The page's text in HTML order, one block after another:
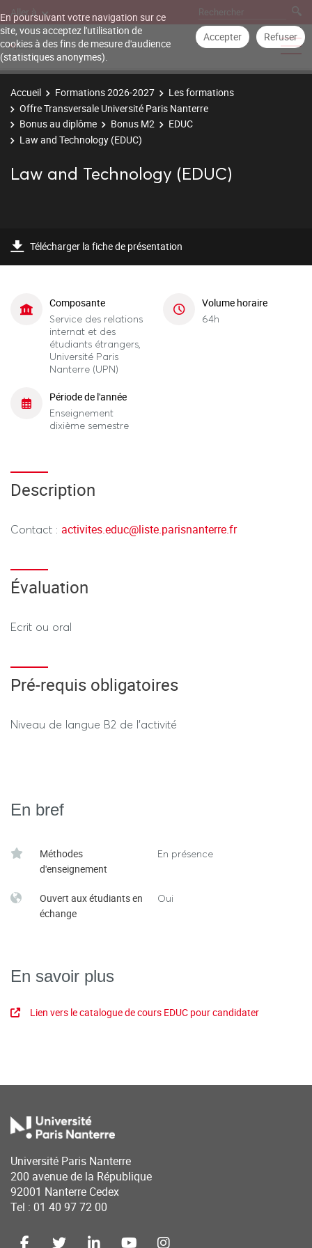
En poursuivant votre navigation sur ce
site, vous acceptez l'utilisation de
cookies à des fins de mesure d'audience
(statistiques anonymes).
Accepter Refuser
Aller à
Accueil Formations 2026-2027
Les formations
Offre Transversale Université Paris Nanterre
Bonus au diplôme
Bonus M2
EDUC
Law and Technology (EDUC)
Law and Technology (EDUC)
Télécharger la fiche de présentation
Composante
Service des relations
internat et des
étudiants étrangers,
Université Paris
Nanterre (UPN)
Volume horaire
64h
Période de l'année
Enseignement
dixième semestre
Description
Contact : activites.educ@liste.parisnanterre.fr
Évaluation
Ecrit ou oral
Pré-requis obligatoires
Niveau de langue B2 de l'activité
En bref
Méthodes
d'enseignement
En présence
Ouvert aux étudiants en
échange
Oui
En savoir plus
Lien vers le catalogue de cours EDUC pour candidater
Université Paris Nanterre
200 avenue de la République
92001 Nanterre Cedex
Tel : 01 40 97 72 00